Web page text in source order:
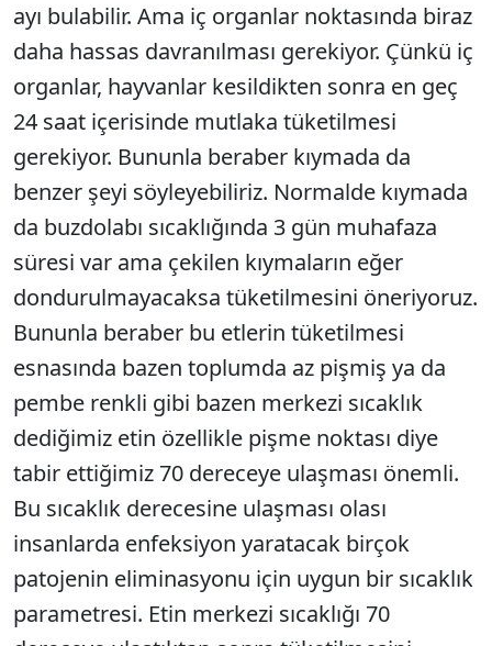
ayı bulabilir. Ama iç organlar noktasında biraz
daha hassas davranılması gerekiyor. Çünkü iç
organlar, hayvanlar kesildikten sonra en geç
24 saat içerisinde mutlaka tüketilmesi
gerekiyor. Bununla beraber kıymada da
benzer şeyi söyleyebiliriz. Normalde kıymada
da buzdolabı sıcaklığında 3 gün muhafaza
süresi var ama çekilen kıymaların eğer
dondurulmayacaksa tüketilmesini öneriyoruz.
Bununla beraber bu etlerin tüketilmesi
esnasında bazen toplumda az pişmiş ya da
pembe renkli gibi bazen merkezi sıcaklık
dediğimiz etin özellikle pişme noktası diye
tabir ettiğimiz 70 dereceye ulaşması önemli.
Bu sıcaklık derecesine ulaşması olası
insanlarda enfeksiyon yaratacak birçok
patojenin eliminasyonu için uygun bir sıcaklık
parametresi. Etin merkezi sıcaklığı 70